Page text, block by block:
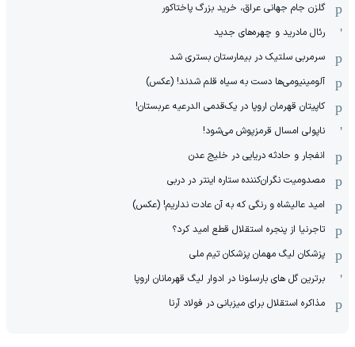
گلزن جام جهانی عراق، خرید بزرگ پاختاکور
رئال مادرید و چهره‌های جدید
سرمربی سلتیک در بیمارستان بستری شد
آلومینیومی‌ها دست به سیاه قلم شدند! (عکس)
کاپیتان قهرمان اروپا در یک‌قدمی الدرعیه عربستان!
ناپولی امسال قرمزپوش می‌شود!
انفجار و حادثه دریایی در خلیج عدن
مصدومیت نگران‌کننده ستاره اینتر در دربی
امید عالیشاه و رنگی که به آن عادت نداریم! (عکس)
تاجرنیا از پنجره استقلال قطع امید کرد؟
پزشکان لیگ مهمان پزشکان تیم ملی
برترین گل های بارسلونا در ادوار لیگ قهرمانان اروپا
مذاکره استقلال برای میزبانی در فولاد آرنا